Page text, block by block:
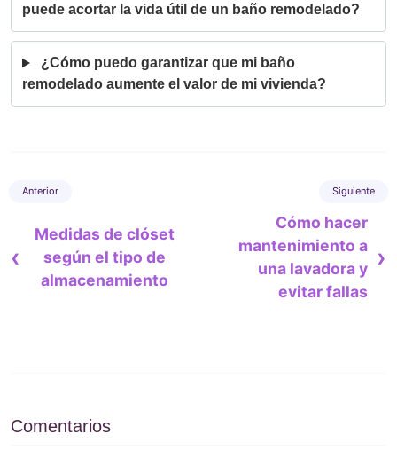
puede acortar la vida útil de un baño remodelado?
¿Cómo puedo garantizar que mi baño
remodelado aumente el valor de mi vivienda?
‹
Medidas de clóset
según el tipo de
almacenamiento
Cómo hacer
mantenimiento a
una lavadora y
evitar fallas
›
Comentarios